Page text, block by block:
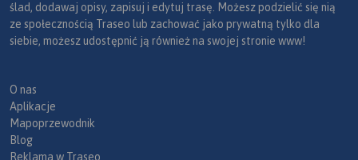
ślad, dodawaj opisy, zapisuj i edytuj trasę. Możesz podzielić się nią
ze społecznością Traseo lub zachować jako prywatną tylko dla
siebie, możesz udostępnić ją również na swojej stronie www!
O nas
Aplikacje
Mapoprzewodnik
Blog
Reklama w Traseo